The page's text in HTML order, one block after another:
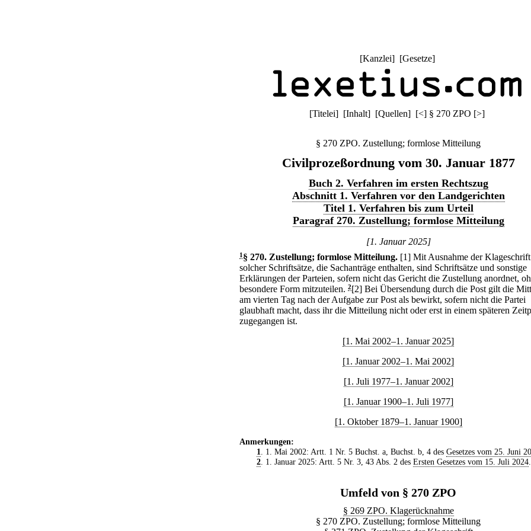
[Kanzlei] [Gesetze]
[Titelei] [Inhalt] [Quellen] [<] § 270 ZPO [>]
§ 270 ZPO. Zustellung; formlose Mitteilung
Civilprozeßordnung vom 30. Januar 1877
Buch 2. Verfahren im ersten Rechtszug
Abschnitt 1. Verfahren vor den Landgerichten
Titel 1. Verfahren bis zum Urteil
Paragraf 270. Zustellung; formlose Mitteilung
[1. Januar 2025]
1 § 270. Zustellung; formlose Mitteilung. [1] Mit Ausnahme der
solcher Schriftsätze, die Sachanträge enthalten, sind Schriftsätze und sonstige
Erklärungen der Parteien, sofern nicht das Gericht die Zustellung anordnet,
besondere Form mitzuteilen. 2[2] Bei Übersendung durch die Post gilt die
am vierten Tag nach der Aufgabe zur Post als bewirkt, sofern nicht die Partei
glaubhaft macht, dass ihr die Mitteilung nicht oder erst in einem späteren
zugegangen ist.
[1. Mai 2002–1. Januar 2025]
[1. Januar 2002–1. Mai 2002]
[1. Juli 1977–1. Januar 2002]
[1. Januar 1900–1. Juli 1977]
[1. Oktober 1879–1. Januar 1900]
Anmerkungen:
1
. 1. Mai 2002: Artt. 1 Nr. 5 Buchst. a, Buchst. b, 4 des Gesetzes vom 25. Juni
2. 1. Januar 2025: Artt. 5 Nr. 3, 43 Abs. 2 des Ersten Gesetzes vom 15. Juli 2024.
Umfeld von § 270 ZPO
§ 269 ZPO. Klagerücknahme
§ 270 ZPO. Zustellung; formlose Mitteilung